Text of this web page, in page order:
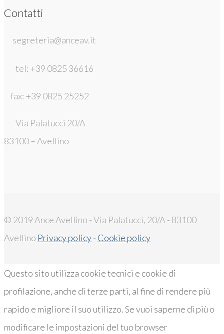
Contatti
segreteria@anceav.it
tel: +39 0825 36616
fax: +39 0825 25252
Via Palatucci 20/A
83100 – Avellino
© 2019 Ance Avellino - Via Palatucci, 20/A - 83100
Avellino Privacy policy- Cookie policy
Questo sito utilizza cookie tecnici e cookie di
profilazione, anche di terze parti, al fine di rendere più
rapido e migliore il suo utilizzo. Se vuoi saperne di più o
modificare le impostazioni del tuo browser